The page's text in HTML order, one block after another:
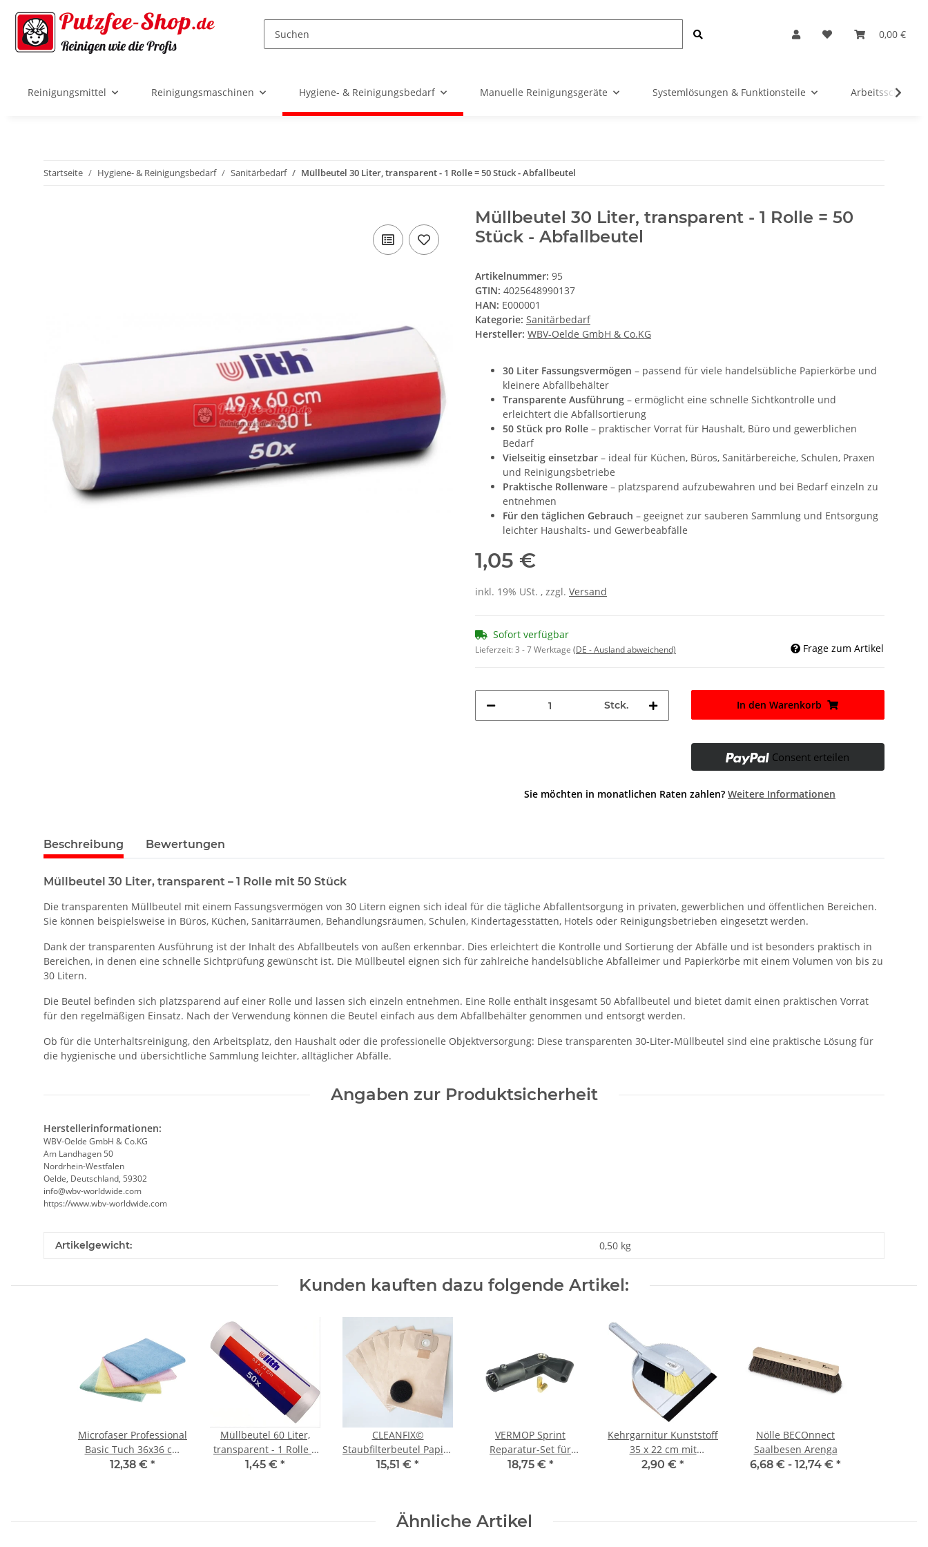
0,00 €
Reinigungsmittel Reinigungsmaschinen Hygiene- & Reinigungsbedarf Manuelle Reinigungsgeräte Systemlösungen & Funktionsteile Arbeitsschutz &
Startseite Hygiene- & Reinigungsbedarf Sanitärbedarf Müllbeutel 30 Liter, transparent - 1 Rolle = 50 Stück - Abfallbeutel
Müllbeutel 30 Liter, transparent - 1 Rolle = 50
Stück - Abfallbeutel
Artikelnummer: 95
GTIN: 4025648990137
HAN: E000001
Kategorie: Sanitärbedarf
Hersteller: WBV-Oelde GmbH & Co.KG
30 Liter Fassungsvermögen – passend für viele handelsübliche Papierkörbe und
kleinere Abfallbehälter
Transparente Ausführung – ermöglicht eine schnelle Sichtkontrolle und
erleichtert die Abfallsortierung
50 Stück pro Rolle – praktischer Vorrat für Haushalt, Büro und gewerblichen
Bedarf
Vielseitig einsetzbar – ideal für Küchen, Büros, Sanitärbereiche, Schulen, Praxen
und Reinigungsbetriebe
Praktische Rollenware – platzsparend aufzubewahren und bei Bedarf einzeln zu
entnehmen
Für den täglichen Gebrauch – geeignet zur sauberen Sammlung und Entsorgung
leichter Haushalts- und Gewerbeabfälle
1,05 €
inkl. 19% USt. , zzgl. Versand
Sofort verfügbar
Lieferzeit:3 - 7 Werktage (DE - Ausland abweichend) Frage zum Artikel
Stck. In den Warenkorb
Consent erteilen
Sie möchten in monatlichen Raten zahlen? Weitere Informationen
Beschreibung Bewertungen
Müllbeutel 30 Liter, transparent – 1 Rolle mit 50 Stück
Die transparenten Müllbeutel mit einem Fassungsvermögen von 30 Litern eignen sich ideal für die tägliche Abfallentsorgung in privaten, gewerblichen und öffentlichen Bereichen.
Sie können beispielsweise in Büros, Küchen, Sanitärräumen, Behandlungsräumen, Schulen, Kindertagesstätten, Hotels oder Reinigungsbetrieben eingesetzt werden.
Dank der transparenten Ausführung ist der Inhalt des Abfallbeutels von außen erkennbar. Dies erleichtert die Kontrolle und Sortierung der Abfälle und ist besonders praktisch in
Bereichen, in denen eine schnelle Sichtprüfung gewünscht ist. Die Müllbeutel eignen sich für zahlreiche handelsübliche Abfalleimer und Papierkörbe mit einem Volumen von bis zu
30 Litern.
Die Beutel befinden sich platzsparend auf einer Rolle und lassen sich einzeln entnehmen. Eine Rolle enthält insgesamt 50 Abfallbeutel und bietet damit einen praktischen Vorrat
für den regelmäßigen Einsatz. Nach der Verwendung können die Beutel einfach aus dem Abfallbehälter genommen und entsorgt werden.
Ob für die Unterhaltsreinigung, den Arbeitsplatz, den Haushalt oder die professionelle Objektversorgung: Diese transparenten 30-Liter-Müllbeutel sind eine praktische Lösung für
die hygienische und übersichtliche Sammlung leichter, alltäglicher Abfälle.
Angaben zur Produktsicherheit
Herstellerinformationen:
WBV-Oelde GmbH & Co.KG
Am Landhagen 50
Nordrhein-Westfalen
Oelde, Deutschland, 59302
info@wbv-worldwide.com
https://www.wbv-worldwide.com
Artikelgewicht: 0,50 kg
Kunden kauften dazu folgende Artikel:
Microfaser Professional
Basic Tuch 36x36 cm
Blau 10 Stk.–
12,38 € *
Müllbeutel 60 Liter,
transparent - 1 Rolle =
50 Stück Abfallbeutel
1,45 € *
CLEANFIX©
Staubfilterbeutel Papier
(5 Stück) passend für
15,51 € *
VERMOP Sprint
Reparatur-Set für
Vermop Stielgelenk
18,75 € *
Kehrgarnitur Kunststoff
35 x 22 cm mit
Gummilippe groß
2,90 € *
Nölle BECOnnect
Saalbesen Arenga
6,68 € - 12,74 € *
Ähnliche Artikel